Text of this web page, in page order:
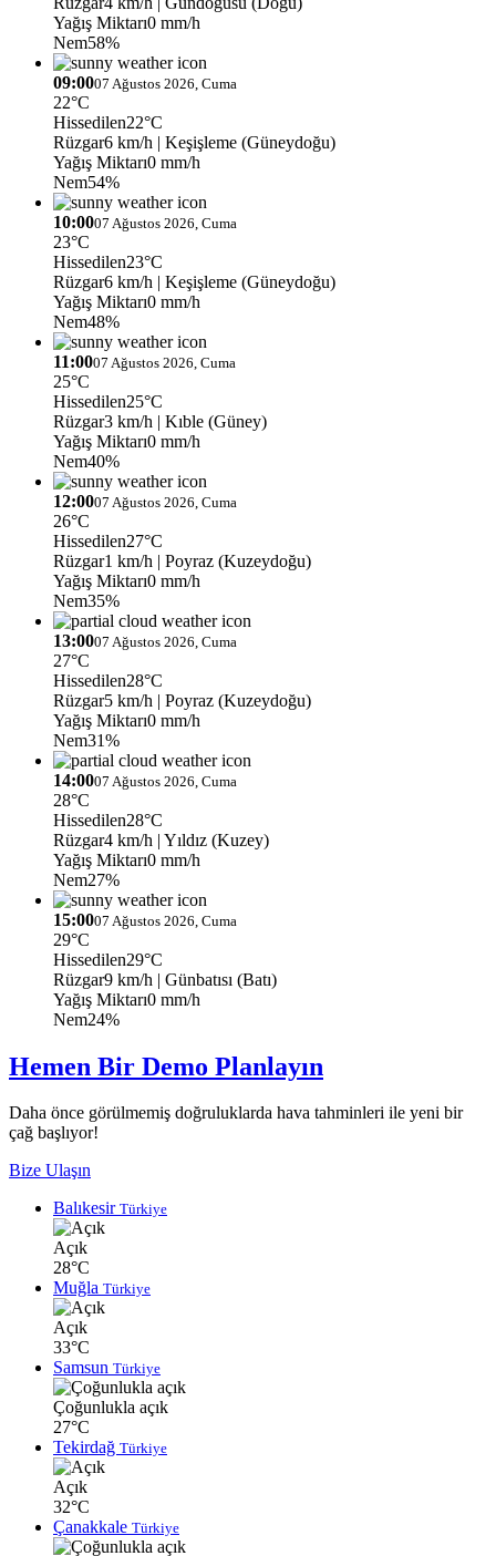
Yağış Miktarı0 mm/h
Nem58%
09:0007 Ağustos 2026, Cuma
22°C
Hissedilen22°C
Rüzgar6 km/h | Keşişleme (Güneydoğu)
Yağış Miktarı0 mm/h
Nem54%
10:0007 Ağustos 2026, Cuma
23°C
Hissedilen23°C
Rüzgar6 km/h | Keşişleme (Güneydoğu)
Yağış Miktarı0 mm/h
Nem48%
11:0007 Ağustos 2026, Cuma
25°C
Hissedilen25°C
Rüzgar3 km/h | Kıble (Güney)
Yağış Miktarı0 mm/h
Nem40%
12:0007 Ağustos 2026, Cuma
26°C
Hissedilen27°C
Rüzgar1 km/h | Poyraz (Kuzeydoğu)
Yağış Miktarı0 mm/h
Nem35%
13:0007 Ağustos 2026, Cuma
27°C
Hissedilen28°C
Rüzgar5 km/h | Poyraz (Kuzeydoğu)
Yağış Miktarı0 mm/h
Nem31%
14:0007 Ağustos 2026, Cuma
28°C
Hissedilen28°C
Rüzgar4 km/h | Yıldız (Kuzey)
Yağış Miktarı0 mm/h
Nem27%
15:0007 Ağustos 2026, Cuma
29°C
Hissedilen29°C
Rüzgar9 km/h | Günbatısı (Batı)
Yağış Miktarı0 mm/h
Nem24%
Hemen Bir Demo Planlayın
Daha önce görülmemiş doğruluklarda hava tahminleri ile yeni bir
çağ başlıyor!
Bize Ulaşın
Balıkesir Türkiye
Açık
28°C
Muğla Türkiye
Açık
33°C
Samsun Türkiye
Çoğunlukla açık
27°C
Tekirdağ Türkiye
Açık
32°C
Çanakkale Türkiye